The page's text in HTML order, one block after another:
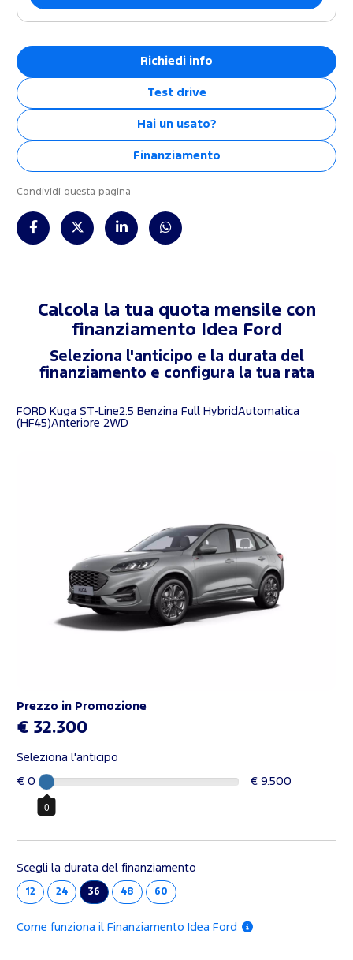
Richiedi info
Test drive
Hai un usato?
Finanziamento
Condividi questa pagina
Calcola la tua quota mensile con
finanziamento
Idea Ford
Seleziona l'anticipo e la durata del
finanziamento e configura la tua rata
FORD Kuga ST-Line2.5 Benzina Full HybridAutomatica
(HF45)Anteriore 2WD
Prezzo in Promozione
€ 32.300
Seleziona l'anticipo
€ 0
0
€ 9.500
Scegli la durata del finanziamento
12 24 36 48 60
Come funziona il Finanziamento Idea Ford